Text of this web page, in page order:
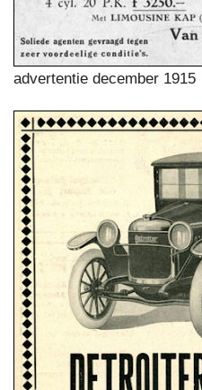
advertentie december 1915